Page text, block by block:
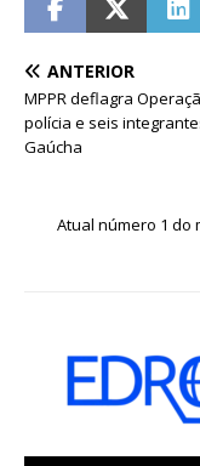
ANTERIOR
MPPR deflagra
polícia e seis
Gaúcha
Atual número 1 do